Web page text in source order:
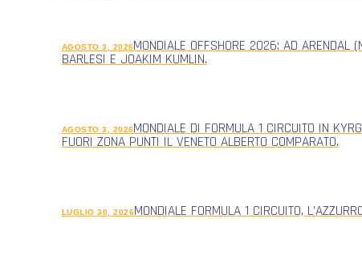
AGOSTO 3, 2026MONDIALE OFFSHORE 2026: AD ARENDAL
BARLESI E JOAKIM KUMLIN.
AGOSTO 3, 2026MONDIALE DI FORMULA 1 CIRCUITO IN
FUORI ZONA PUNTI IL VENETO ALBERTO COMPARATO.
LUGLIO 30, 2026MONDIALE FORMULA 1 CIRCUITO,